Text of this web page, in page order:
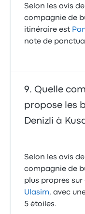
Selon les avis
compagnie de
itinéraire est
note de
Quelle
propose les
Denizli à
Selon les avis
compagnie de
plus propres
Ulasim, avec
5 étoiles.